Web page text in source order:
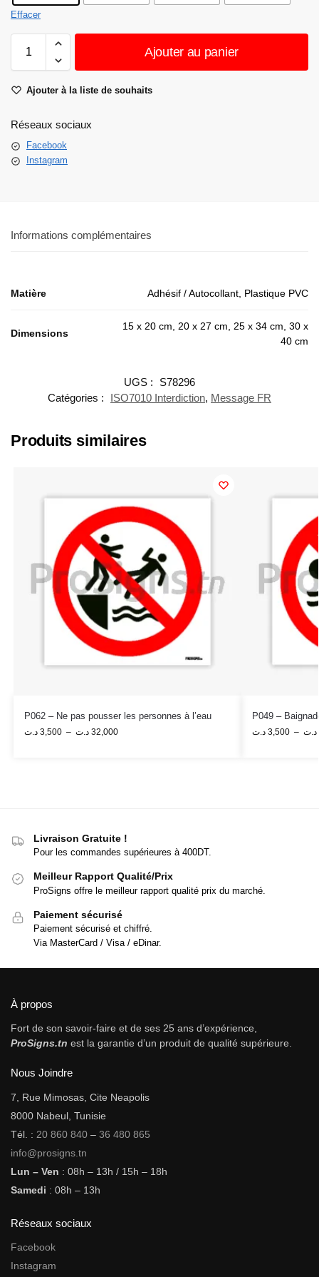
Effacer
Ajouter au panier
Ajouter à la liste de souhaits
Réseaux sociaux
Facebook
Instagram
Informations complémentaires
Matière Adhésif / Autocollant, Plastique PVC
Dimensions
15 x 20 cm, 20 x 27 cm, 25 x 34 cm, 30 x
40 cm
UGS :
S78296
Catégories :
ISO7010 Interdiction, Message FR
Produits similaires
P062 – Ne pas pousser les personnes à l’eau
3,500 د.ت – 32,000 د.ت
P049 –
3,500 د.ت – د.ت
Livraison Gratuite !
Pour les commandes supérieures à 400DT.
Meilleur Rapport Qualité/Prix
ProSigns offre le meilleur rapport qualité prix du marché.
Paiement sécurisé
Paiement sécurisé et chiffré.
Via MasterCard / Visa / eDinar.
À propos
Fort de son savoir-faire et de ses 25 ans d’expérience,
ProSigns.tn est la garantie d’un produit de qualité supérieure.
Nous Joindre
7, Rue Mimosas, Cite Neapolis
8000 Nabeul, Tunisie
Tél. : 20 860 840 – 36 480 865
info@prosigns.tn
Lun – Ven : 08h – 13h / 15h – 18h
Samedi : 08h – 13h
Réseaux sociaux
Facebook
Instagram